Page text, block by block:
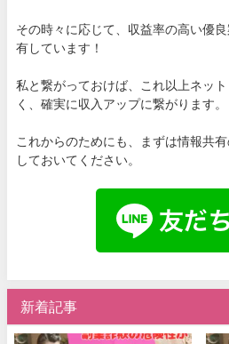
その時々に応じて、収益率の高い優
有しています！
私と繋がっておけば、これ以上ネッ
く、確実に収入アップに繋がります。
これからのためにも、まずは情報共
しておいてください。
新着記事